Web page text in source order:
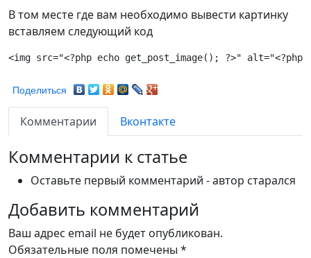
В том месте где вам необходимо вывести картинку
вставляем следующий код
Поделиться
Комментарии Вконтакте
Комментарии к статье
Оставьте первый комментарий - автор старался
Добавить комментарий
Ваш адрес email не будет опубликован.
Обязательные поля помечены *